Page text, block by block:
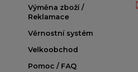
Výměna zboží /
Reklamace
Věrnostní systém
Velkoobchod
Pomoc / FAQ